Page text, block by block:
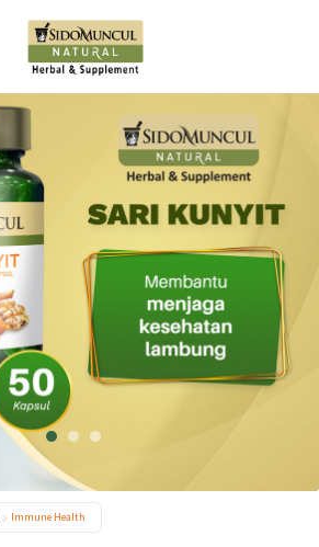
1 2 3
Immune Health